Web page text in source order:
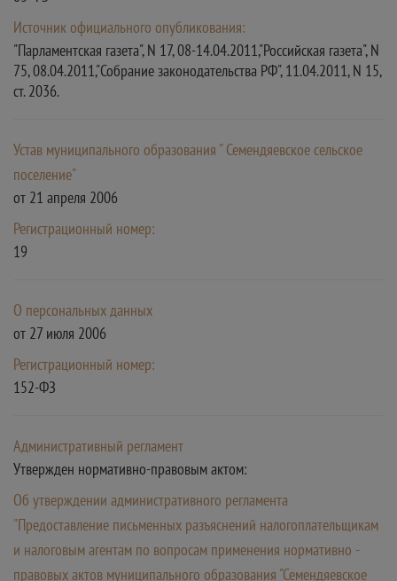
Источник официального опубликования:
"Парламентская газета", N 17, 08-14.04.2011,"Российская газета", N
75, 08.04.2011,"Собрание законодательства РФ", 11.04.2011, N 15,
ст. 2036.
Устав муниципального образования " Семендяевское сельское
поселение"
от 21 апреля 2006
Регистрационный номер:
19
О персональных данных
от 27 июля 2006
Регистрационный номер:
152-ФЗ
Административный регламент
Утвержден нормативно-правовым актом:
Об утверждении административного регламента
"Предоставление письменных разъяснений налогоплательщикам
и налоговым агентам по вопросам применения нормативно -
правовых актов муниципального образования "Семендяевское